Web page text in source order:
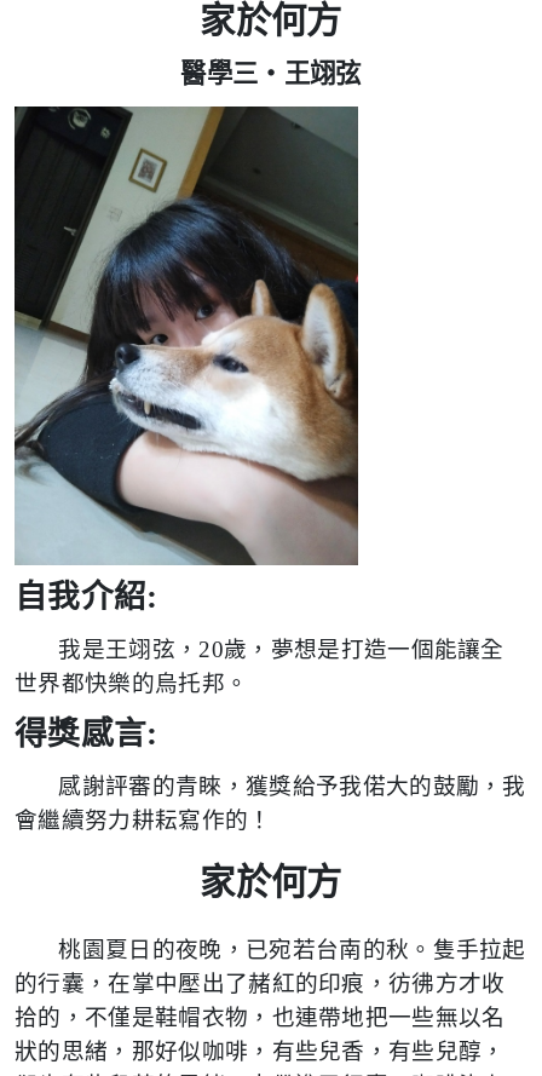
家於何方
醫學三‧王翊弦
自我介紹:
我是王翊弦，20歲，夢想是打造一個能讓全
世界都快樂的烏托邦。
得獎感言:
感謝評審的青睞，獲獎給予我偌大的鼓勵，我
會繼續努力耕耘寫作的！
家於何方
桃園夏日的夜晚，已宛若台南的秋。隻手拉起
的行囊，在掌中壓出了赭紅的印痕，彷彿方才收
拾的，不僅是鞋帽衣物，也連帶地把一些無以名
狀的思緒，那好似咖啡，有些兒香，有些兒醇，